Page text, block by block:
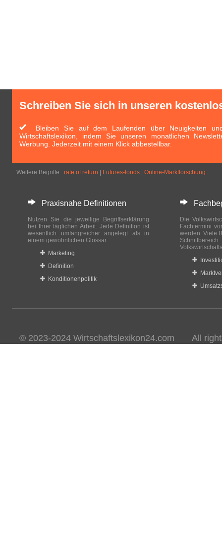
Schreiben Sie sich in unseren
Bleiben Sie auf dem Laufenden über Neuigkeiten
Wirtschaftslexikon, indem Sie unseren monatlichen
Werbung. Jederzeit mit einem Klick abbestellbar.
Weitere Begriffe : rate of return Futures-fonds Online-Marktforschung
Praxisnahe Definitionen
Nutzen Sie die jeweilige Begriffserklärung
bei Ihrer täglichen Arbeit. Jede Definition ist
wesentlich umfangreicher angelegt als in
einem gewöhnlichen Glossar.
Marketing
Definition
Konditionenpolitik
Die
Fachtermini
werden. Viele
© 2023-2024 Wirtschaftslexikon24.com All